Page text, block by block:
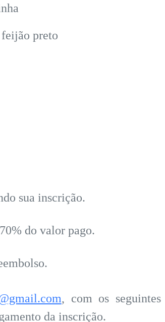
preto
sua inscrição.
do valor pago.
, com os seguintes
da inscrição.